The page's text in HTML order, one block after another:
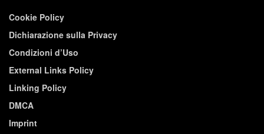
Cookie Policy
Dichiarazione sulla Privacy
Condizioni d’Uso
External Links Policy
Linking Policy
DMCA
Imprint